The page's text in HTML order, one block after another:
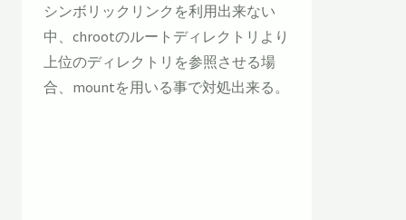
シンボリックリンクを利用出来ない
中、chrootのルートディレクトリより
上位のディレクトリを参照させる場
合、mountを用いる事で対処出来る。